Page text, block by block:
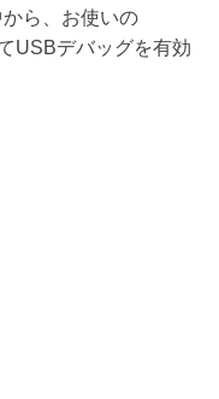
から、お使いの
USBデバッグを有効